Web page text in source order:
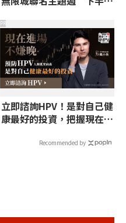
布
立即諮詢HPV！是對自己健
康最好的投資，把握現在不
PR
Recommended by